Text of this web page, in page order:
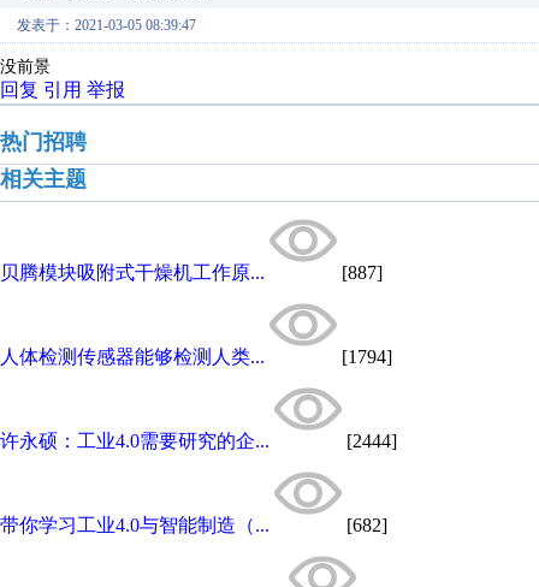
发表于：2021-03-05 08:39:47
没前景
回复 引用 举报
热门招聘
相关主题
贝腾模块吸附式干燥机工作原... [887]
人体检测传感器能够检测人类... [1794]
许永硕：工业4.0需要研究的企... [2444]
带你学习工业4.0与智能制造（... [682]